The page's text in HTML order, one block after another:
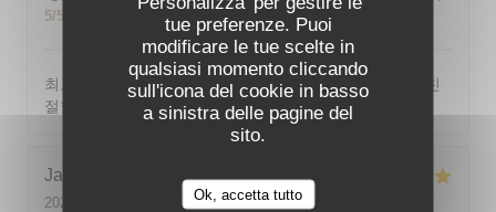
tue preferenze. Puoi
modificare le tue scelte in
qualsiasi momento cliccando
sull'icona del cookie in basso
a sinistra delle pagine del
sito.
Ok, accetta tutto
5/5
최고의 분위기, 최고의 맛, 프랑스어가 서툴지만 서버가 친
절함
Jackie
2026-07-31
- 19:00 - Ospiti 2